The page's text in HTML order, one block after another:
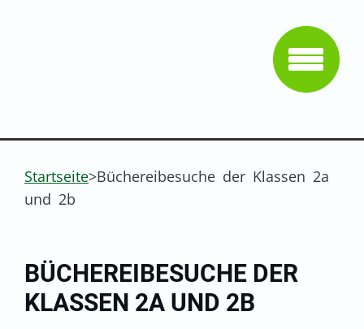
Startseite>Büchereibesuche der Klassen 2a
und 2b
BÜCHEREIBESUCHE DER
KLASSEN 2A UND 2B